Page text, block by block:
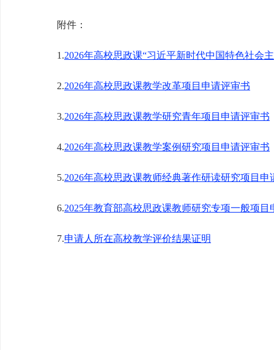
附件：
1.2026年高校思政课“习近平新时代中国特色社会
2.2026年高校思政课教学改革项目申请评审书
3.2026年高校思政课教学研究青年项目申请评审书
4.2026年高校思政课教学案例研究项目申请评审书
5.2026年高校思政课教师经典著作研读研究项目申
6.2025年教育部高校思政课教师研究专项一般项目
7.申请人所在高校教学评价结果证明